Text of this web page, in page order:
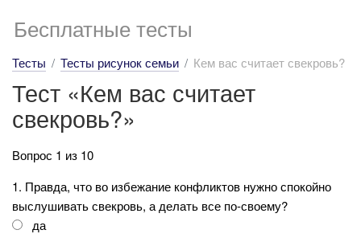
Бесплатные тесты
Тесты Тесты рисунок семьи Кем вас считает свекровь?
Тест «Кем вас считает
свекровь?»
Вопрос 1 из 10
1. Правда, что во избежание конфликтов нужно спокойно
выслушивать свекровь, а делать все по-своему?
да